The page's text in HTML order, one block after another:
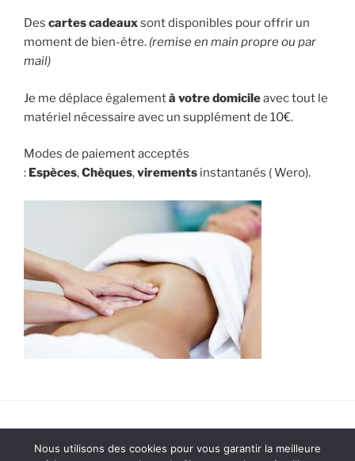
Des cartes cadeauxsont disponibles pour offrir un
moment de bien-être. (remise en main propre ou par
mail)
Je me déplace égalementà votre domicileavec tout le
matériel nécessaire avec un supplément de 10€.
Modes de paiement acceptés
: Espèces,Chèques,virements instantanés ( Wero).
Nous utilisons des cookies pour vous garantir la meilleure